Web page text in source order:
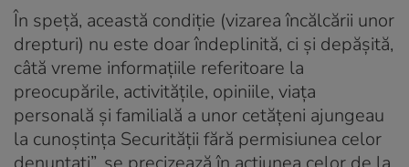
În speță, această condiție (vizarea încălcării unor
drepturi) nu este doar îndeplinită, ci și depășită,
câtă vreme informațiile referitoare la
preocupările, activităţile, opiniile, viața
personală și familială a unor cetățeni ajungeau
la cunoştinţa Securității fără permisiunea celor